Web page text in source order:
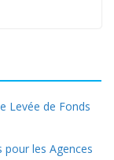
Levée de Fonds
les Agences